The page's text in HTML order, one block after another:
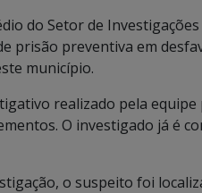
do Setor de Investigações
prisão preventiva em
município.
realizado pela equipe
O investigado já é
o suspeito foi